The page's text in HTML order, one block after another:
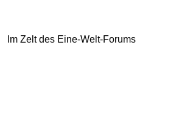
Im Zelt des Eine-Welt-Forums